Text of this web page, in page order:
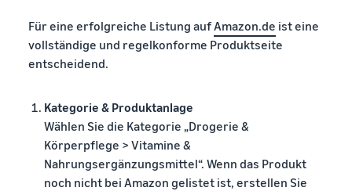
Für eine erfolgreiche Listung aufAmazon.de ist eine
vollständige und regelkonforme Produktseite
entscheidend.
Kategorie & Produktanlage
Wählen Sie die Kategorie „Drogerie &
Körperpflege > Vitamine &
Nahrungsergänzungsmittel“. Wenn das Produkt
noch nicht bei Amazon gelistet ist, erstellen Sie